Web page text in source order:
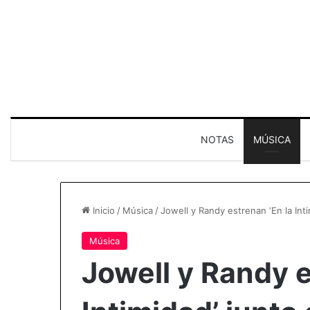
NOTAS MÚSICA
Inicio / Música /Jowell y Randy estrenan ‘En la
Música
Jowell y Randy